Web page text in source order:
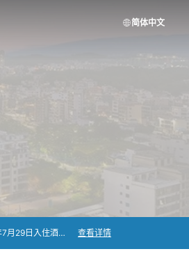
简体中文
溫馨提示：近期酒店頂樓裝修時間段可能會有噪音影響:上午 10:00 - 12:00，下午 14:30 - 18:00。汕尾陸河希爾頓花園酒店已經盛大開業，期待您的蒞臨。2026年4月29日至2026年7月29日入住酒店可享希爾頓榮譽客會額外1,000積分每晚，至高3,000積分。 查看详情